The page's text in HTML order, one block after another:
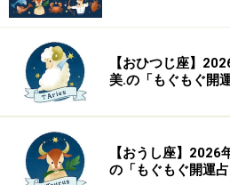
【おひつじ座】
美.の「もぐもぐ開
【おうし座】2026
の「もぐもぐ開運占